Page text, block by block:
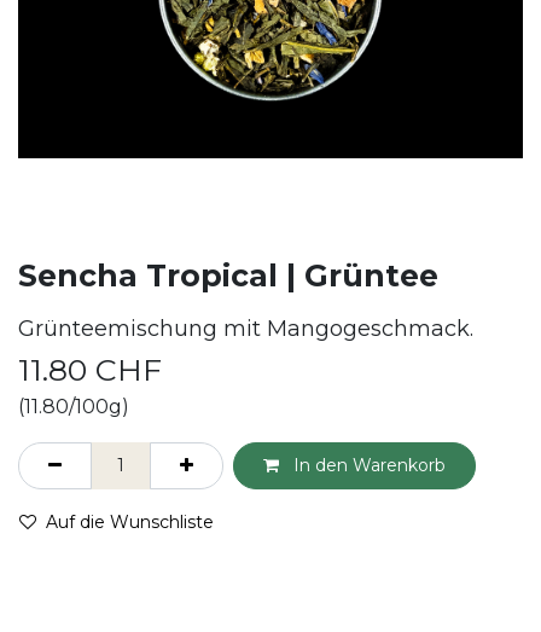
Sencha Tropical | Grüntee
Grünteemischung mit Mangogeschmack.
11.80 CHF
(11.80/100g)
In den Warenkorb
Auf die Wunschliste